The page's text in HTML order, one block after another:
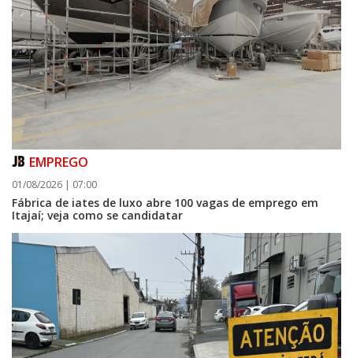
EMPREGO
01/08/2026 | 07:00
Fábrica de iates de luxo abre 100 vagas de emprego em
Itajaí; veja como se candidatar